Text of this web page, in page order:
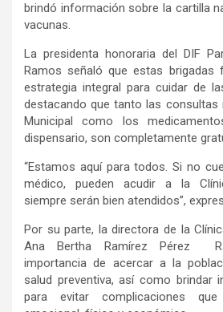
brindó información sobre la cartilla
vacunas.
La presidenta honoraria del DIF
Ramos señaló que estas brigadas
estrategia integral para cuidar de
destacando que tanto las consultas
Municipal como los
dispensario, son completamente
“Estamos aquí para todos. Si no
médico, pueden acudir a la
siempre serán bien atendidos”,
Por su parte, la directora de la
Ana Bertha Ramírez Pérez
importancia de acercar a la
salud preventiva, así como brindar
para evitar complicaciones que